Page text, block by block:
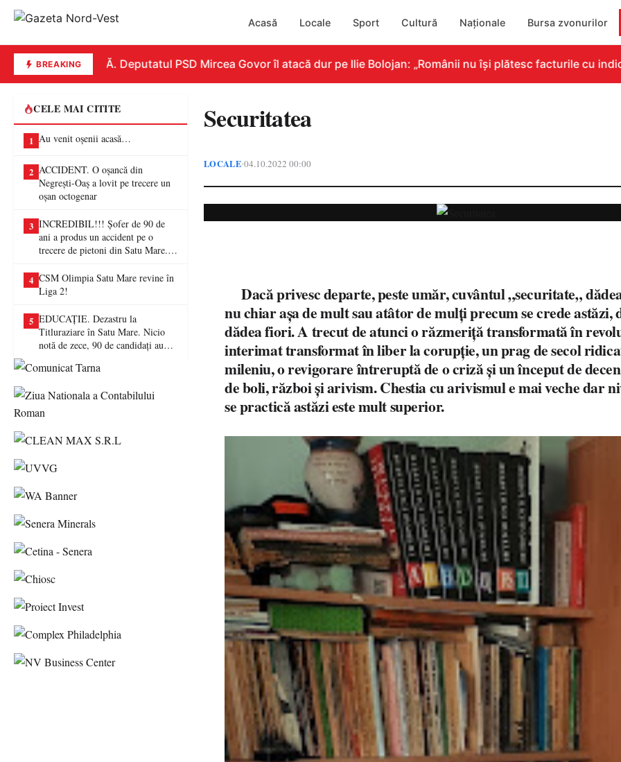
Acasă Locale Sport Cultură Naționale Bursa zvonurilor
BREAKING
REPLICĂ. Deputatul PSD Mircea Govor îl atacă dur pe Ilie Bolojan: „Românii nu își plătesc facturile cu
CELE MAI CITITE
1 Au venit oșenii acasă…
2 ACCIDENT. O oșancă din
Negrești-Oaș a lovit pe trecere un
oșan octogenar
3 INCREDIBIL!!! Șofer de 90 de
ani a produs un accident pe o
trecere de pietoni din Satu Mare. O
4 CSM Olimpia Satu Mare revine în
Liga 2!
5 EDUCAȚIE. Dezastru la
Titluraziare în Satu Mare. Nicio
notă de zece, 90 de candidați au
Securitatea
LOCALE•04.10.2022 00:00
Dacă privesc departe, peste umăr, cuvântul „securitate„
nu chiar așa de mult sau atâtor de mulți precum se crede astăzi,
dădea fiori. A trecut de atunci o răzmeriță transformată în
interimat transformat în liber la corupție, un prag de secol
mileniu, o revigorare întreruptă de o criză și un început de
de boli, război și arivism. Chestia cu arivismul e mai veche dar
se practică astăzi este mult superior.